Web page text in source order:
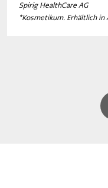
Spirig HealthCare AG
*Kosmetikum. Erhältlich